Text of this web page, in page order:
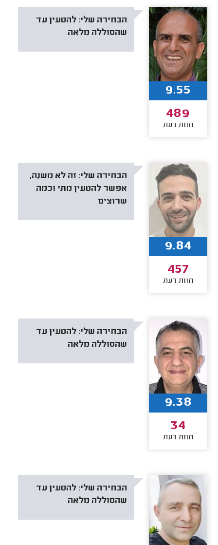
הבחירה שלי: להטעין עד
שהסוללה מלאה
9.55
489
חוות דעת
הבחירה שלי: זה לא משנה,
אפשר להטעין מתי וכמה
שרוצים
9.84
457
חוות דעת
הבחירה שלי: להטעין עד
שהסוללה מלאה
9.38
34
חוות דעת
הבחירה שלי: להטעין עד
שהסוללה מלאה